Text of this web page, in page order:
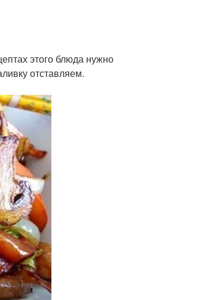
этого блюда нужно
отставляем.